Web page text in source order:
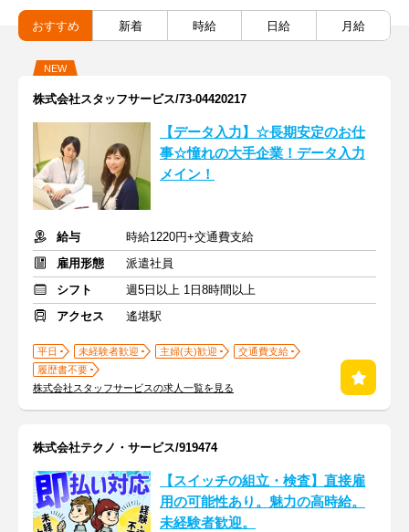
おすすめ 新着 時給 日給 月給
NEW
株式会社スタッフサービス/73-04420217
【データ入力】☆長期安定のお仕
事☆憧れの大手企業！データ入力
メイン！
給与
時給1220円+交通費支給
雇用形態
派遣社員
シフト
週5日以上 1日8時間以上
アクセス
遙堪駅
平日 未経験者歓迎 主婦(夫)歓迎
交通費支給
履歴書不要
株式会社スタッフサービスの求人一覧を見る
株式会社テクノ・サービス/919474
【スイッチの組立・検査】直接雇
用の可能性あり。魅力の高時給。
未経験者歓迎。